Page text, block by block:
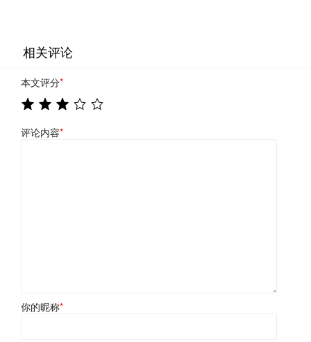
相关评论
本文评分*
评论内容*
你的昵称*